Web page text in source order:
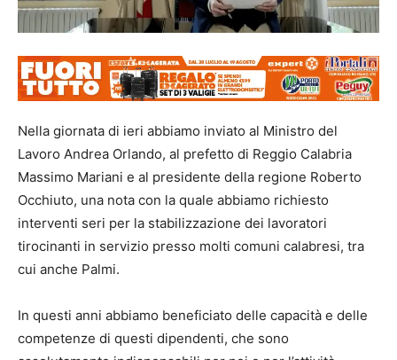
Nella giornata di ieri abbiamo inviato al Ministro del
Lavoro Andrea Orlando, al prefetto di Reggio Calabria
Massimo Mariani e al presidente della regione Roberto
Occhiuto, una nota con la quale abbiamo richiesto
interventi seri per la stabilizzazione dei lavoratori
tirocinanti in servizio presso molti comuni calabresi, tra
cui anche Palmi.
In questi anni abbiamo beneficiato delle capacità e delle
competenze di questi dipendenti, che sono